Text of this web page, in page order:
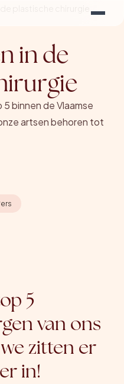
in de
binnen de Vlaamse
artsen behoren tot
5
van ons
zitten er
in!